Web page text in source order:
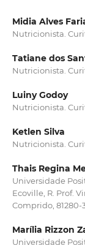
Midia Alves
Nutricionista.
Tatiane dos
Nutricionista.
Luiny Godoy
Nutricionista.
Ketlen Silva
Nutricionista.
Thais Regina
Universidade
Ecoville, R. Prof.
Comprido, 81280-
Marília Rizzon
Universidade